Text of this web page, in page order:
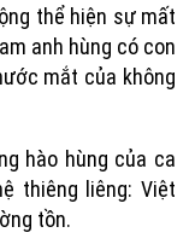
thể hiện sự mất
anh hùng có con
mắt của không
hào hùng của ca
thiêng liêng: Việt
tồn.